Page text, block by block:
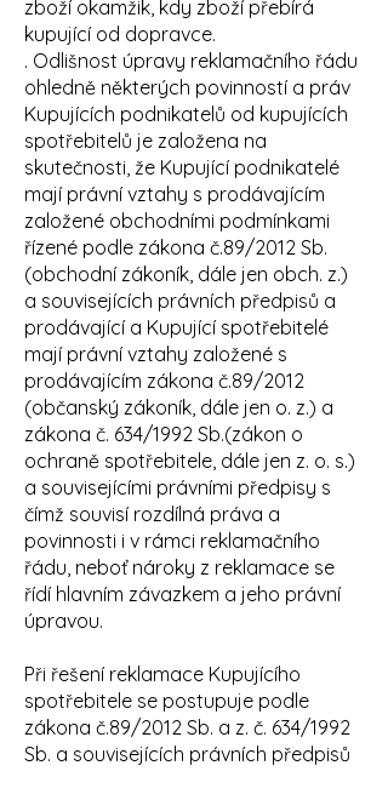
zboží okamžik, kdy zboží přebírá
kupující od dopravce.
. Odlišnost úpravy reklamačního řádu
ohledně některých povinností a práv
Kupujících podnikatelů od kupujících
spotřebitelů je založena na
skutečnosti, že Kupující podnikatelé
mají právní vztahy s prodávajícím
založené obchodními podmínkami
řízené podle zákona č.89/2012 Sb.
(obchodní zákoník, dále jen obch. z.)
a souvisejících právních předpisů a
prodávající a Kupující spotřebitelé
mají právní vztahy založené s
prodávajícím zákona č.89/2012
(občanský zákoník, dále jen o. z.) a
zákona č. 634/1992 Sb.(zákon o
ochraně spotřebitele, dále jen z. o. s.)
a souvisejícími právními předpisy s
čímž souvisí rozdílná práva a
povinnosti i v rámci reklamačního
řádu, neboť nároky z reklamace se
řídí hlavním závazkem a jeho právní
úpravou.
Při řešení reklamace Kupujícího
spotřebitele se postupuje podle
zákona č.89/2012 Sb. a z. č. 634/1992
Sb. a souvisejících právních předpisů